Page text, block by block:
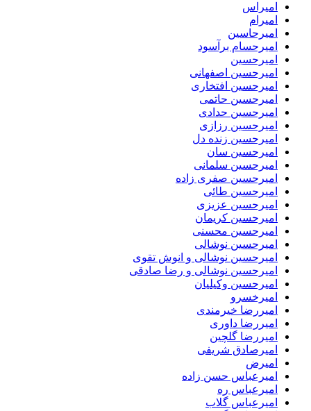
امیراس
امیرام
امیرحاسین
امیرحسام برآسود
امیرحسین
امیرحسین اصفهانی
امیرحسین افتخاری
امیرحسین حاتمی
امیرحسین حدادی
امیرحسین رزازی
امیرحسین زنده دل
امیرحسین سان
امیرحسین سلمانی
امیرحسین صفری زاده
امیرحسین طائی
امیرحسین عزیزی
امیرحسین کریمان
امیرحسین محسنی
امیرحسین نوشالی
امیرحسین نوشالی و انوش تقوی
امیرحسین نوشالی و رضا صادقی
امیرحسین وکیلیان
امیرخسرو
امیررضا خیرمندی
امیررضا داوری
امیررضا گلچین
امیرصادق شریفی
امیرض
امیرعباس حسن زاده
امیرعباس ره
امیرعباس گلاب